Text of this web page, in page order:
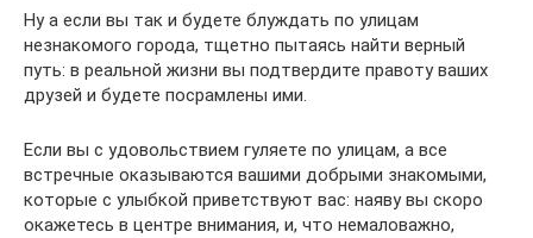
Ну а если вы так и будете блуждать по улицам
незнакомого города, тщетно пытаясь найти верный
путь: в реальной жизни вы подтвердите правоту ваших
друзей и будете посрамлены ими.
Если вы с удовольствием гуляете по улицам, а все
встречные оказываются вашими добрыми знакомыми,
которые с улыбкой приветствуют вас: наяву вы скоро
окажетесь в центре внимания, и, что немаловажно,